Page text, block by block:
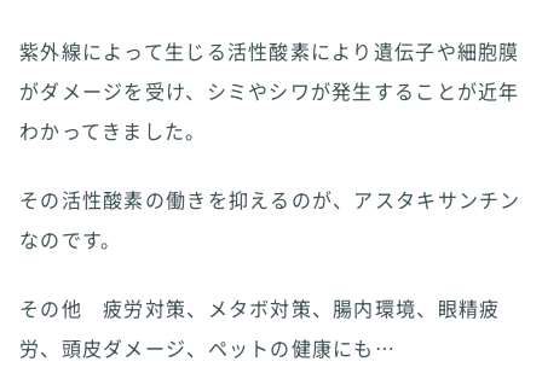
紫外線によって生じる活性酸素により遺伝子や細胞膜
がダメージを受け、シミやシワが発生することが近年
わかってきました。
その活性酸素の働きを抑えるのが、アスタキサンチン
なのです。
その他 疲労対策、メタボ対策、腸内環境、眼精疲
労、頭皮ダメージ、ペットの健康にも…